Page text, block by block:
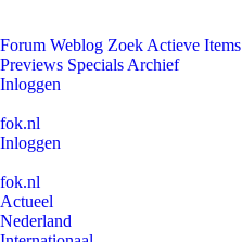
Forum Weblog Zoek Actieve Items
Previews Specials Archief
Inloggen
fok.nl
Inloggen
fok.nl
Actueel
Nederland